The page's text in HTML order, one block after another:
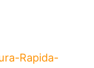
Rapida-